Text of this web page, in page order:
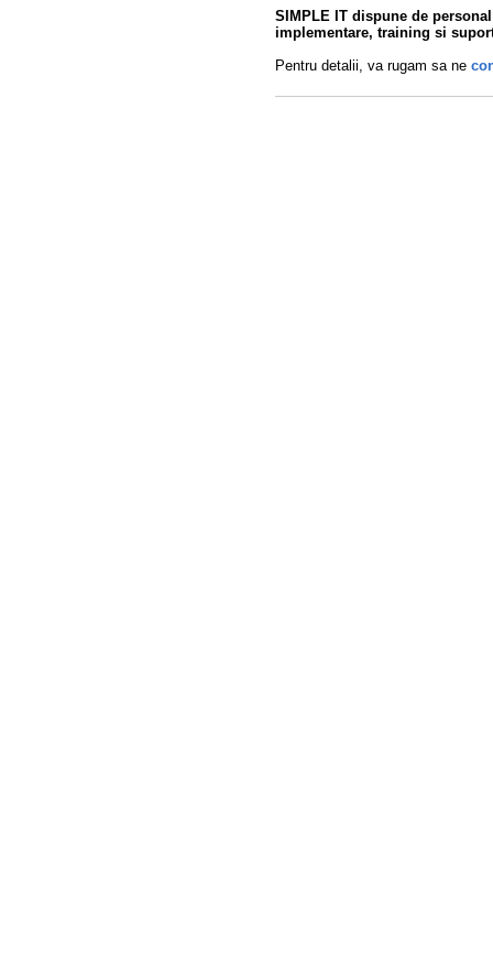
SIMPLE IT dispune de
implementare, training si
Pentru detalii, va rugam sa ne